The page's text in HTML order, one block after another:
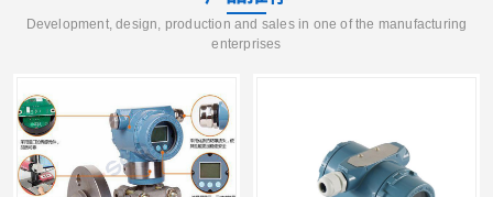
Development, design, production and sales in one of the manufacturing
enterprises